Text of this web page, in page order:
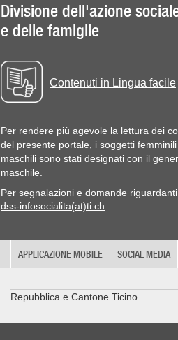
Divisione dell'azione
e delle famiglie
Contenuti in Lingua facile
Per rendere più agevole la lettura dei
del presente portale, i soggetti femminili
maschili sono stati designati con il
maschile.
Per segnalazioni e domande
dss-infosocialita(at)ti.ch
APPLICAZIONE MOBILE SOCIAL MEDIA
Repubblica e Cantone Ticino